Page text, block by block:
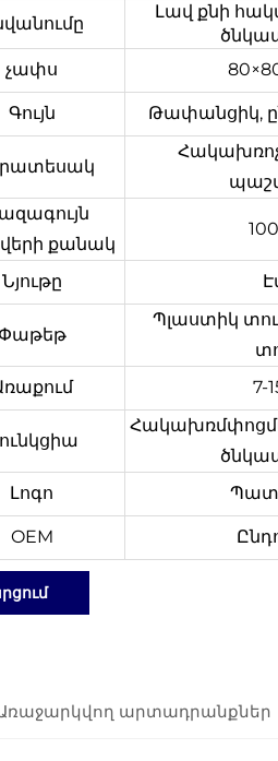
Լավ քնի
չափս
Գույն Թափանցիկ,
քանակ
Նյութը
Փաթեթ
Պլաստիկ
7-
Լոգո
OEM
արտադրանքներ